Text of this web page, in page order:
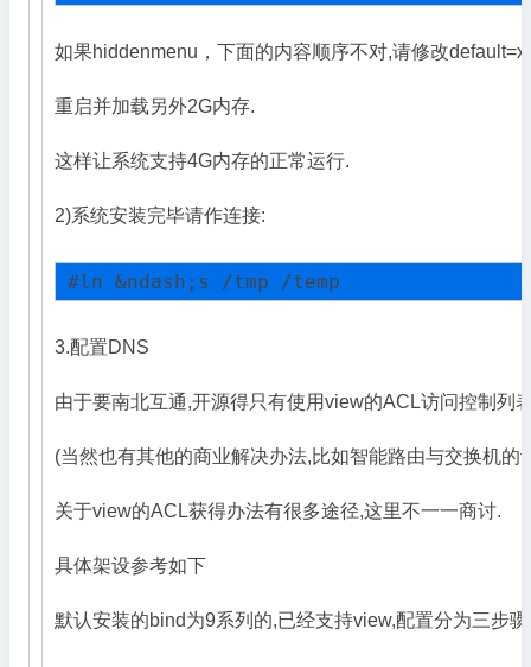
如果hiddenmenu，下面的内容顺序不对,请修改
重启并加载另外2G内存.
这样让系统支持4G内存的正常运行.
2)系统安装完毕请作连接:
#ln &ndash;s /tmp /temp
3.配置DNS
由于要南北互通,开源得只有使用view的ACL访问控制列
(当然也有其他的商业解决办法,比如智能路由与交换机
关于view的ACL获得办法有很多途径,这里不一一商讨.
具体架设参考如下
默认安装的bind为9系列的,已经支持view,配置分为三步